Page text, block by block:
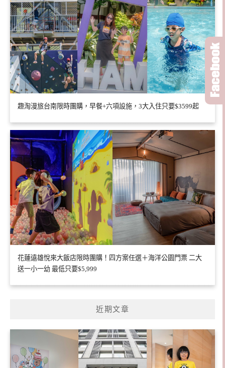
趣淘漫旅台南限時團購，早餐+六項設施，3大入住只要$3599起
花蓮遠雄悅來大飯店限時團購！四方案任選＋海洋公園門票 二大
送一小一幼 最低只要$5,999
近期文章